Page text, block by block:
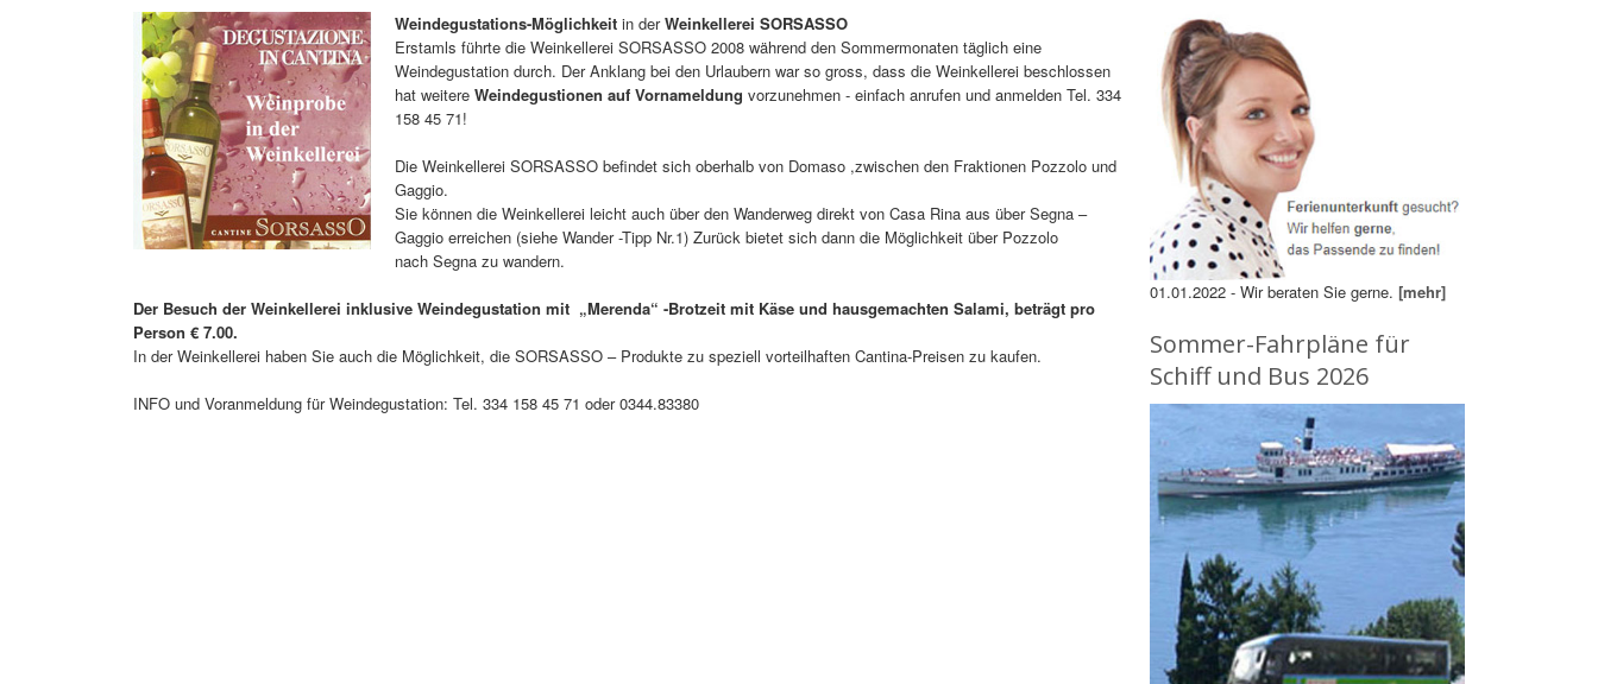
Weindegustations-Möglichkeit in derWeinkellerei SORSASSO
Erstamls führte die Weinkellerei SORSASSO 2008 während den Sommermonaten täglich eine
Weindegustation durch. Der Anklang bei den Urlaubern war so gross, dass die Weinkellerei beschlossen
hat weitere Weindegustionen auf Vornameldung vorzunehmen - einfach anrufen und anmelden Tel. 334
158 45 71!
Die Weinkellerei SORSASSO befindet sich oberhalb von Domaso ,zwischen den Fraktionen Pozzolo und
Gaggio.
Sie können die Weinkellerei leicht auch über den Wanderweg direkt von Casa Rina aus über Segna –
Gaggio erreichen (siehe Wander -Tipp Nr.1) Zurück bietet sich dann die Möglichkeit über Pozzolo
nach Segna zu wandern.
Der Besuch der Weinkellerei inklusive Weindegustation mit „Merenda“ -Brotzeit mit Käse und hausgemachten Salami, beträgt pro
Person € 7.00.
In der Weinkellerei haben Sie auch die Möglichkeit, die SORSASSO – Produkte zu speziell vorteilhaften Cantina-Preisen zu kaufen.
INFO und Voranmeldung für Weindegustation: Tel. 334 158 45 71 oder 0344.83380
01.01.2022 - Wir beraten Sie gerne. [mehr]
Sommer-Fahrpläne für
Schiff und Bus 2026